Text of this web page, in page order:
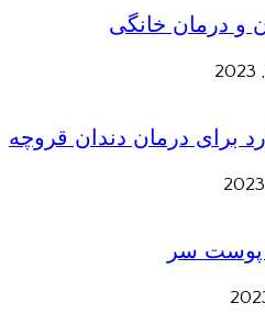
و درمان خانگی
برای درمان دندان قروچه
سر